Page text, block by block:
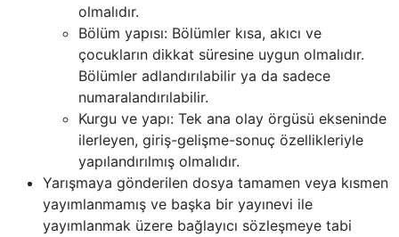
olmalıdır.
Bölüm yapısı: Bölümler kısa, akıcı ve
çocukların dikkat süresine uygun olmalıdır.
Bölümler adlandırılabilir ya da sadece
numaralandırılabilir.
Kurgu ve yapı: Tek ana olay örgüsü ekseninde
ilerleyen, giriş-gelişme-sonuç özellikleriyle
yapılandırılmış olmalıdır.
Yarışmaya gönderilen dosya tamamen veya kısmen
yayımlanmamış ve başka bir yayınevi ile
yayımlanmak üzere bağlayıcı sözleşmeye tabi